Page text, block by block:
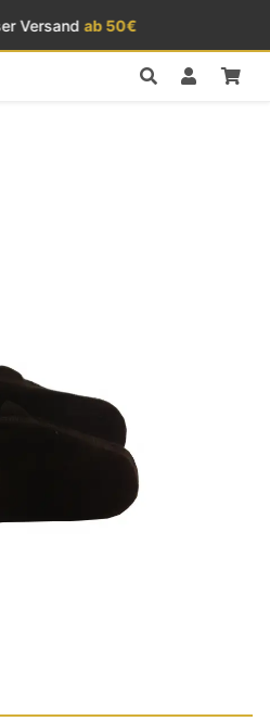
Versandab 50€